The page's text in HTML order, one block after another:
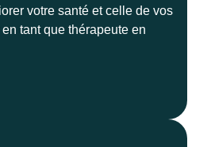
votre santé et celle de vos
tant que thérapeute en